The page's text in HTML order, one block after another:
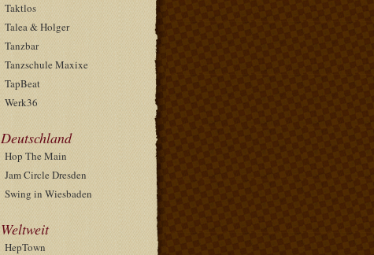
Taktlos
Talea & Holger
Tanzbar
Tanzschule Maxixe
TapBeat
Werk36
Deutschland
Hop The Main
Jam Circle Dresden
Swing in Wiesbaden
Weltweit
HepTown